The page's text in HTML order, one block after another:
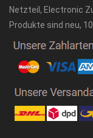
Netzteil, Electronic
Produkte sind neu,